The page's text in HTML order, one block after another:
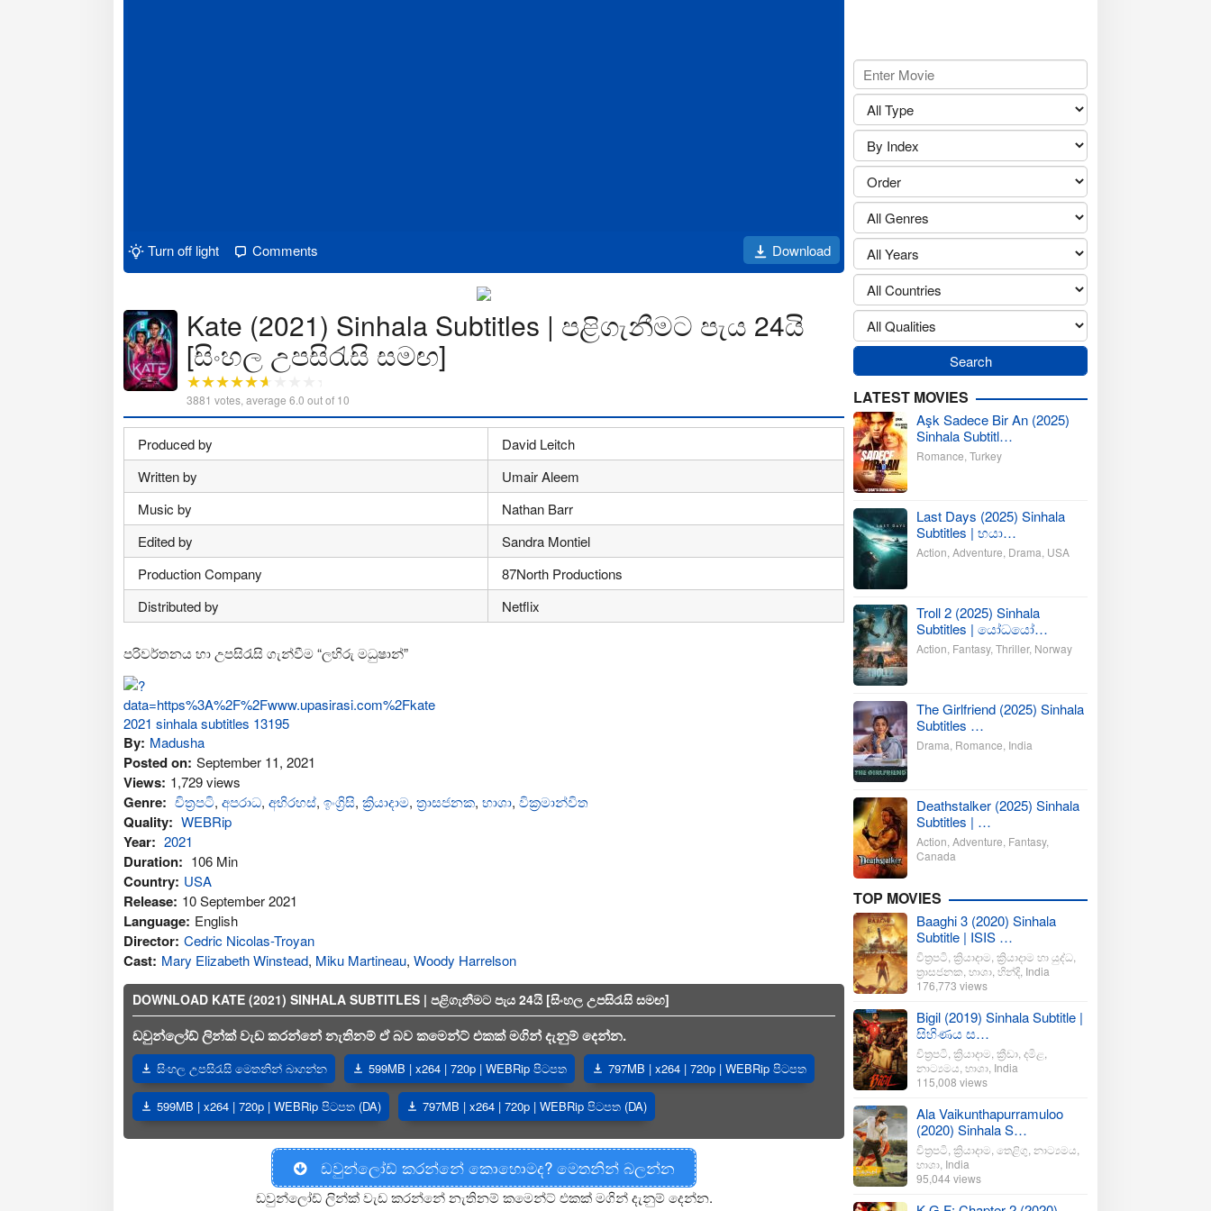
Turn off light Comments Download
Kate (2021) Sinhala Subtitles | පළිගැනීමට පැය 24යි
[සිංහල උපසිරැසි සමඟ]
3881 votes, average 6.0 out of 10
Produced by
David Leitch
Written by
Umair Aleem
Music by
Nathan Barr
Edited by
Sandra Montiel
Production Company
87North Productions
Distributed by
Netflix
පරිවර්තනය හා උපසිරැසි ගැන්වීම “ලහිරු මධුෂාන්”
By: Madusha
Posted on: September 11, 2021
Views: 1,729 views
Genre: චිත්‍රපටි, අප‍රාධ, අභිරහස්, ඉංග්‍රිසි, ක්‍රියාදාම, ත්‍රාසජනක, භාශා, වික්‍රමාන්විත
Quality: WEBRip
Year: 2021
Duration: 106 Min
Country: USA
Release: 10 September 2021
Language: English
Director: Cedric Nicolas-Troyan
Cast: Mary Elizabeth Winstead, Miku Martineau, Woody Harrelson
DOWNLOAD KATE (2021) SINHALA SUBTITLES | පළිගැනීමට පැය 24යි [සිංහල උපසිරැසි සමඟ]
ඩවුන්ලෝඩ් ලින්ක් වැඩ කරන්නේ නැතිනම් ඒ බව කමෙන්ට් එකක් මගින් දැනුම් දෙන්න.
සිංහල උපසිරැසි මෙතනින් බාගන්න 599MB | x264 | 720p | WEBRip පිටපත 797MB | x264 | 720p | WEBRip පිටපත
599MB | x264 | 720p | WEBRip පිටපත (DA) 797MB | x264 | 720p | WEBRip පිටපත (DA)
ඩවුන්ලෝඩ් කරන්නේ කොහොමද? මෙතනින් බලන්න
ඩවුන්ලෝඩ් ලින්ක් වැඩ කරන්නේ නැතිනම් කමෙන්ට් එකක් මගින් දැනුම් දෙන්න.
LATEST MOVIES
Aşk Sadece Bir An (2025)
Sinhala Subtitl…
Romance Turkey
Last Days (2025) Sinhala
Subtitles | භයා…
Action Adventure Drama USA
Troll 2 (2025) Sinhala
Subtitles | යෝධයෝ…
Action Fantasy, Thriller, Norway
The Girlfriend (2025) Sinhala
Subtitles …
Drama Romance India
Deathstalker (2025) Sinhala
Subtitles | …
Action Adventure Fantasy,
Canada
TOP MOVIES
Baaghi 3 (2020) Sinhala
Subtitle | ISIS …
චිත්‍රපටි ක්‍රියාදාම ක්‍රියාදාම හා යුද්ධ
ත්‍රාසජනක භාශා හින්දි India
176,773 views
Bigil (2019) Sinhala Subtitle |
සිහිණය ස…
චිත්‍රපටි ක්‍රියාදාම ක්‍රීඩා දමිළ
නාට්‍යමය භාශා India
115,008 views
Ala Vaikunthapurramuloo
(2020) Sinhala S…
චිත්‍රපටි ක්‍රියාදාම තෙළිගු නාට්‍යමය
භාශා India
95,044 views